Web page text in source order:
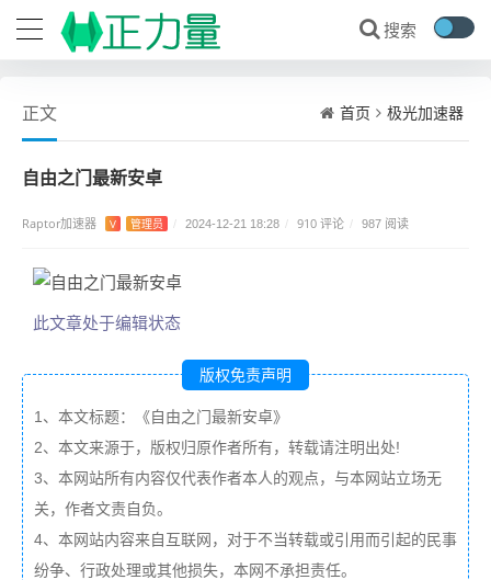
正文 首页 极光加速器
自由之门最新安卓
Raptor加速器 V 管理员 / 2024-12-21 18:28 / 910 评论 / 987 阅读
此文章处于编辑状态
版权免责声明
1、本文标题：《自由之门最新安卓》
2、本文来源于，版权归原作者所有，转载请注明出处!
3、本网站所有内容仅代表作者本人的观点，与本网站立场无
关，作者文责自负。
4、本网站内容来自互联网，对于不当转载或引用而引起的民事
纷争、行政处理或其他损失，本网不承担责任。